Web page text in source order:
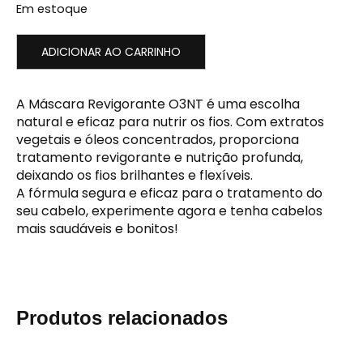
Em estoque
ADICIONAR AO CARRINHO
A Máscara Revigorante O3NT é uma escolha
natural e eficaz para nutrir os fios. Com extratos
vegetais e óleos concentrados, proporciona
tratamento revigorante e nutrição profunda,
deixando os fios brilhantes e flexíveis.
A fórmula segura e eficaz para o tratamento do
seu cabelo, experimente agora e tenha cabelos
mais saudáveis e bonitos!
Produtos relacionados